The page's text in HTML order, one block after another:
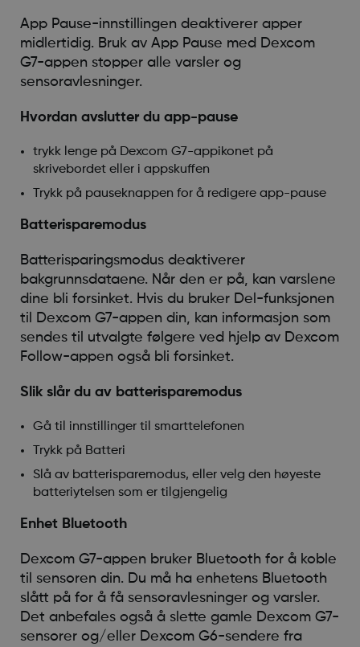
App Pause-innstillingen deaktiverer apper
midlertidig. Bruk av App Pause med Dexcom
G7-appen stopper alle varsler og
sensoravlesninger.
Hvordan avslutter du app-pause
trykk lenge på Dexcom G7-appikonet på
skrivebordet eller i appskuffen
Trykk på pauseknappen for å redigere app-pause
Batterisparemodus
Batterisparingsmodus deaktiverer
bakgrunnsdataene. Når den er på, kan varslene
dine bli forsinket. Hvis du bruker Del-funksjonen
til Dexcom G7-appen din, kan informasjon som
sendes til utvalgte følgere ved hjelp av Dexcom
Follow-appen også bli forsinket.
Slik slår du av batterisparemodus
Gå til innstillinger til smarttelefonen
Trykk på Batteri
Slå av batterisparemodus, eller velg den høyeste
batteriytelsen som er tilgjengelig
Enhet Bluetooth
Dexcom G7-appen bruker Bluetooth for å koble
til sensoren din. Du må ha enhetens Bluetooth
slått på for å få sensoravlesninger og varsler.
Det anbefales også å slette gamle Dexcom G7-
sensorer og/eller Dexcom G6-sendere fra